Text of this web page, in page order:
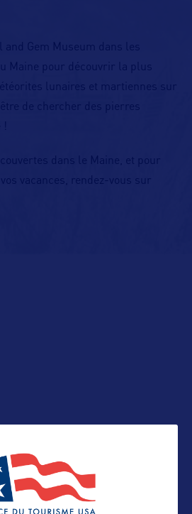
and Gem Museum dans les
Maine pour découvrir la plus
lunaires et martiennes sur
être de chercher des pierres
dans le Maine, et pour
vacances, rendez-vous sur